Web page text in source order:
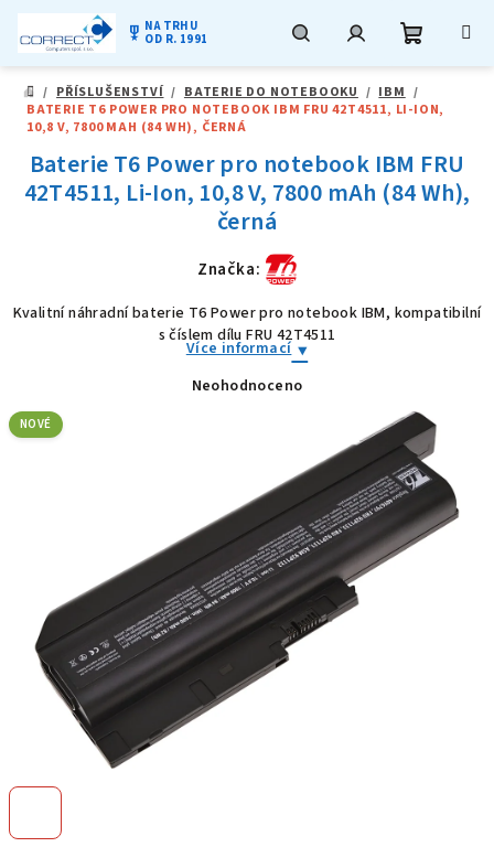
obsah
military_tech NA TRHU
OD R. 1991
DOMŮ
/ PŘÍSLUŠENSTVÍ / BATERIE DO NOTEBOOKU / IBM /
BATERIE T6 POWER PRO NOTEBOOK IBM FRU 42T4511, LI-ION,
10,8 V, 7800 MAH (84 WH), ČERNÁ
Baterie T6 Power pro notebook IBM FRU
42T4511, Li-Ion, 10,8 V, 7800 mAh (84 Wh),
černá
Značka:
Kvalitní náhradní baterie T6 Power pro notebook IBM, kompatibilní
s číslem dílu FRU 42T4511
Více informací
Průměrné
hvězdiček.
Neohodnoceno
NOVÉ